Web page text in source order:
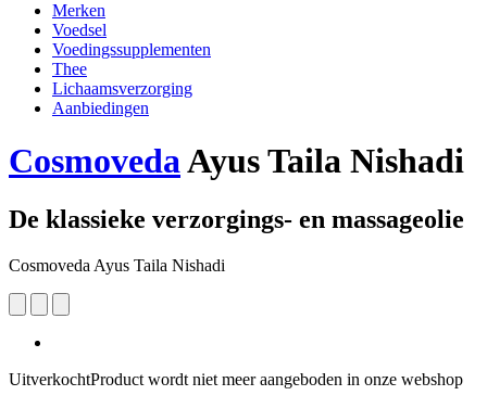
Merken
Voedsel
Voedingssupplementen
Thee
Lichaamsverzorging
Aanbiedingen
CosmovedaAyus Taila Nishadi
De klassieke verzorgings- en massageolie
Cosmoveda Ayus Taila Nishadi
UitverkochtProduct wordt niet meer aangeboden in onze webshop